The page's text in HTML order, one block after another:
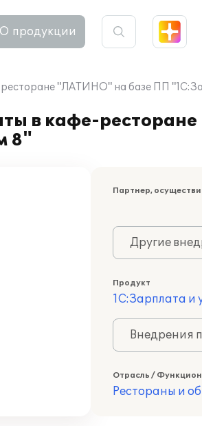
О продукции
"ЛАТИНО" на базе ПП
в кафе-
8"
Партнер,
Другие
Продукт
1С:Зарплата и
Внедрения
Отрасль /
Рестораны и